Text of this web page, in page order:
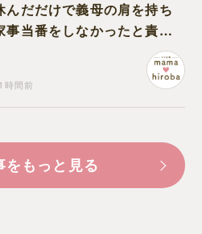
んだだけで義母の肩を持ち
事当番をしなかったと責め
時間前
をもっと見る